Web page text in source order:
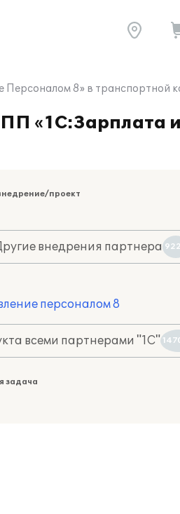
Персоналом 8» в транспортной
ПП «1С:Зарплата и
проект
внедрения партнера
персоналом 8
всеми партнерами "1С"
задача